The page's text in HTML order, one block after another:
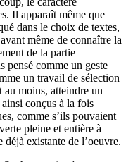
Il apparaît même que
dans le choix de textes,
même de connaître la
de la partie
pensé comme un geste
un travail de sélection
au moins, atteindre un
conçus à la fois
comme s’ils pouvaient
pleine et entière à
déjà existante de l’oeuvre.